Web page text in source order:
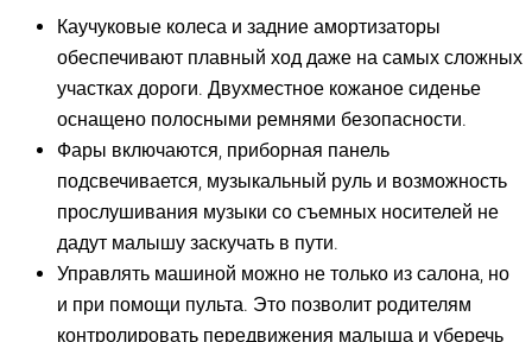
Каучуковые колеса и задние амортизаторы
обеспечивают плавный ход даже на самых сложных
участках дороги. Двухместное кожаное сиденье
оснащено полосными ремнями безопасности.
Фары включаются, приборная панель
подсвечивается, музыкальный руль и возможность
прослушивания музыки со съемных носителей не
дадут малышу заскучать в пути.
Управлять машиной можно не только из салона, но
и при помощи пульта. Это позволит родителям
контролировать передвижения малыша и уберечь